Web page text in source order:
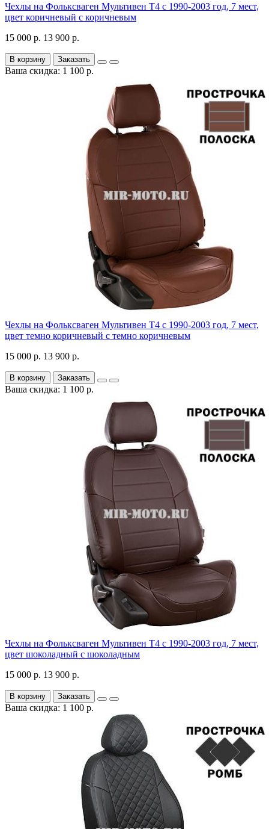
Чехлы на Фольксваген Мультивен Т4 с 1990-2003 год, 7 мест,
цвет коричневый с коричневым
15 000 р. 13 900 р.
В корзину Заказать
Ваша скидка: 1 100 р.
Чехлы на Фольксваген Мультивен Т4 с 1990-2003 год, 7 мест,
цвет темно коричневый с темно коричневым
15 000 р. 13 900 р.
В корзину Заказать
Ваша скидка: 1 100 р.
Чехлы на Фольксваген Мультивен Т4 с 1990-2003 год, 7 мест,
цвет шоколадный с шоколадным
15 000 р. 13 900 р.
В корзину Заказать
Ваша скидка: 1 100 р.